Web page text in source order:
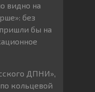
видно на
без
бы на
ДПНИ»,
кольцевой